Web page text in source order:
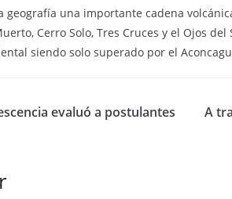
una importante cadena
Cerro Solo, Tres Cruces y el Ojos
siendo solo superado por el
evaluó a postulantes
A